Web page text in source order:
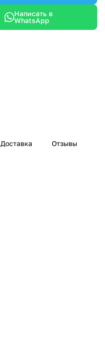
Написать в
WhatsApp
Доставка Отзывы